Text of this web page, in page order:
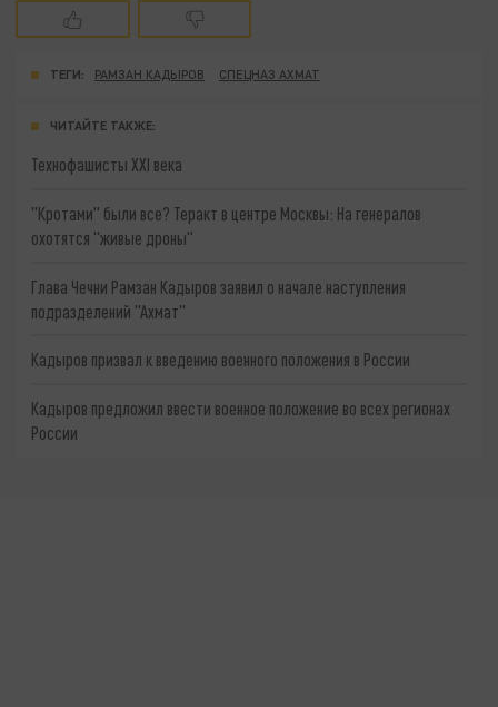
ТЕГИ: РАМЗАН КАДЫРОВ СПЕЦНАЗ АХМАТ
ЧИТАЙТЕ ТАКЖЕ:
Технофашисты XXI века
"Кротами" были все? Теракт в центре Москвы: На генералов
охотятся "живые дроны"
Глава Чечни Рамзан Кадыров заявил о начале наступления
подразделений "Ахмат"
Кадыров призвал к введению военного положения в России
Кадыров предложил ввести военное положение во всех регионах
России